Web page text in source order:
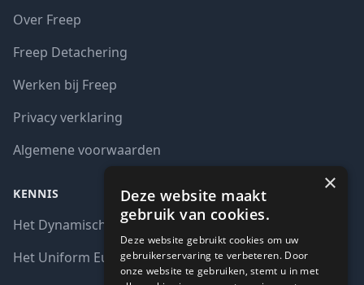
Over Freep
Freep Detachering
Werken bij Freep
Privacy verklaring
Algemene voorwaarden
KENNIS
Het Dynamisch aankoopsysteem (DAS)
Het Uniform Europees Aanbestedingsdocument (UEA)
×
Deze website maakt
gebruik van cookies.
Deze website gebruikt cookies om uw
gebruikerservaring te verbeteren. Door
onze website te gebruiken, stemt u in met